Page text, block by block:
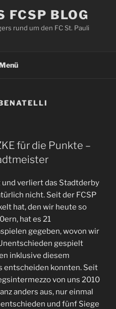
FCSP BLOG
rund um den FC St. Pauli
für die Punkte –
verliert das Stadtderby
nicht. Seit der FCSP
hat, den wir heute so
hat es 21
gegeben, wovon wir
gespielt
inklusive diesem
konnten. Seit
von uns 2010
anders aus, nur einmal
und fünf Siege